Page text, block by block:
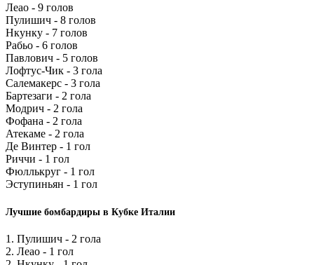
Леао - 9 голов
Пулишич - 8 голов
Нкунку - 7 голов
Рабьо - 6 голов
Павлович - 5 голов
Лофтус-Чик - 3 гола
Салемакерс - 3 гола
Бартезаги - 2 гола
Модрич - 2 гола
Фофана - 2 гола
Атекаме - 2 гола
Де Винтер - 1 гол
Риччи - 1 гол
Фюллькруг - 1 гол
Эступиньян - 1 гол
Лучшие бомбардиры в Кубке Италии
1. Пулишич - 2 гола
2. Леао - 1 гол